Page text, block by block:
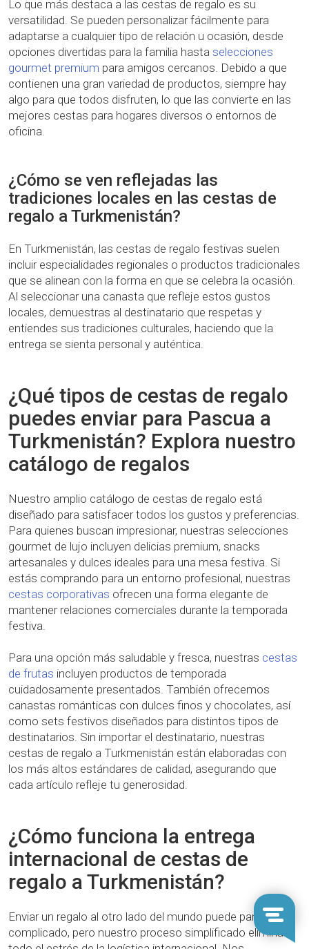
Lo que más destaca a las cestas de regalo es su
versatilidad. Se pueden personalizar fácilmente para
adaptarse a cualquier tipo de relación u ocasión, desde
opciones divertidas para la familia hasta selecciones
gourmet premium para amigos cercanos. Debido a que
contienen una gran variedad de productos, siempre hay
algo para que todos disfruten, lo que las convierte en las
mejores cestas para hogares diversos o entornos de
oficina.
¿Cómo se ven reflejadas las
tradiciones locales en las cestas de
regalo a Turkmenistán?
En Turkmenistán, las cestas de regalo festivas suelen
incluir especialidades regionales o productos tradicionales
que se alinean con la forma en que se celebra la ocasión.
Al seleccionar una canasta que refleje estos gustos
locales, demuestras al destinatario que respetas y
entiendes sus tradiciones culturales, haciendo que la
entrega se sienta personal y auténtica.
¿Qué tipos de cestas de regalo
puedes enviar para Pascua a
Turkmenistán? Explora nuestro
catálogo de regalos
Nuestro amplio catálogo de cestas de regalo está
diseñado para satisfacer todos los gustos y preferencias.
Para quienes buscan impresionar, nuestras selecciones
gourmet de lujo incluyen delicias premium, snacks
artesanales y dulces ideales para una mesa festiva. Si
estás comprando para un entorno profesional, nuestras
cestas corporativas ofrecen una forma elegante de
mantener relaciones comerciales durante la temporada
festiva.
Para una opción más saludable y fresca, nuestras cestas
de frutas incluyen productos de temporada
cuidadosamente presentados. También ofrecemos
canastas románticas con dulces finos y chocolates, así
como sets festivos diseñados para distintos tipos de
destinatarios. Sin importar el destinatario, nuestras
cestas de regalo a Turkmenistán están elaboradas con
los más altos estándares de calidad, asegurando que
cada artículo refleje tu generosidad.
¿Cómo funciona la entrega
internacional de cestas de
regalo a Turkmenistán?
Enviar un regalo al otro lado del mundo puede parecer
complicado, pero nuestro proceso simplificado elimina